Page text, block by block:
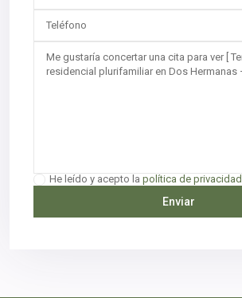
He leído y acepto la política de privacidad